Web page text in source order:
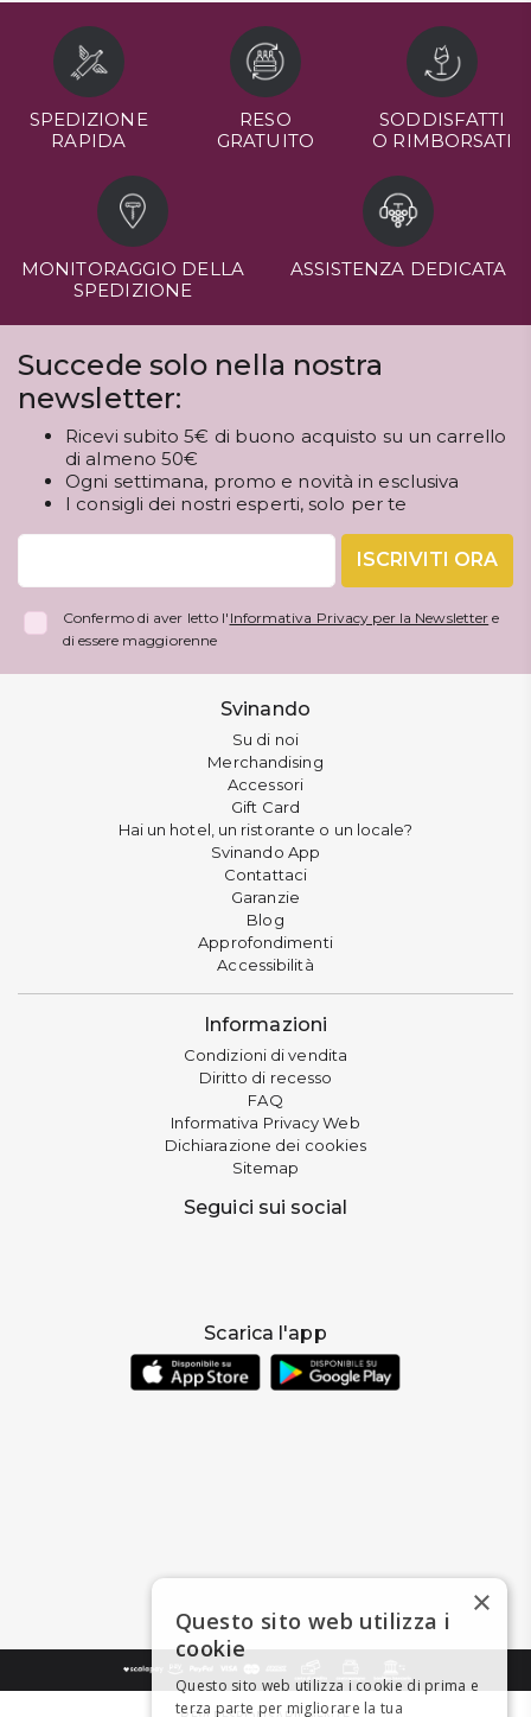
SPEDIZIONE
RAPIDA
RESO
GRATUITO
SODDISFATTI
O RIMBORSATI
MONITORAGGIO DELLA
SPEDIZIONE
ASSISTENZA DEDICATA
Succede solo nella nostra
newsletter:
Ricevi subito 5€ di buono acquisto su un carrello
di almeno 50€
Ogni settimana, promo e novità in esclusiva
I consigli dei nostri esperti, solo per te
ISCRIVITI ORA
Confermo di aver letto l' Informativa Privacy per la Newsletter e
di essere maggiorenne
Svinando
Su di noi
Merchandising
Accessori
Gift Card
Hai un hotel, un ristorante o un locale?
Svinando App
Contattaci
Garanzie
Blog
Approfondimenti
Accessibilità
Informazioni
Condizioni di vendita
Diritto di recesso
FAQ
Informativa Privacy Web
Dichiarazione dei cookies
Sitemap
Seguici sui social
Scarica l'app
×
Questo sito web utilizza i
cookie
Questo sito web utilizza i cookie di prima e
terza parte per migliorare la tua